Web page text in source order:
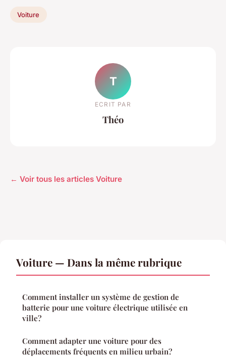
Voiture
T
ECRIT PAR
Théo
← Voir tous les articles Voiture
Voiture — Dans la même rubrique
Comment installer un système de gestion de
batterie pour une voiture électrique utilisée en
ville?
Comment adapter une voiture pour des
déplacements fréquents en milieu urbain?